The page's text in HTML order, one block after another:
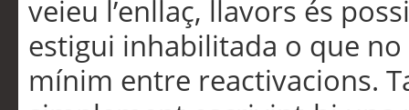
veieu l’enllaç, llavors és
estigui inhabilitada o que
mínim entre reactivacions.